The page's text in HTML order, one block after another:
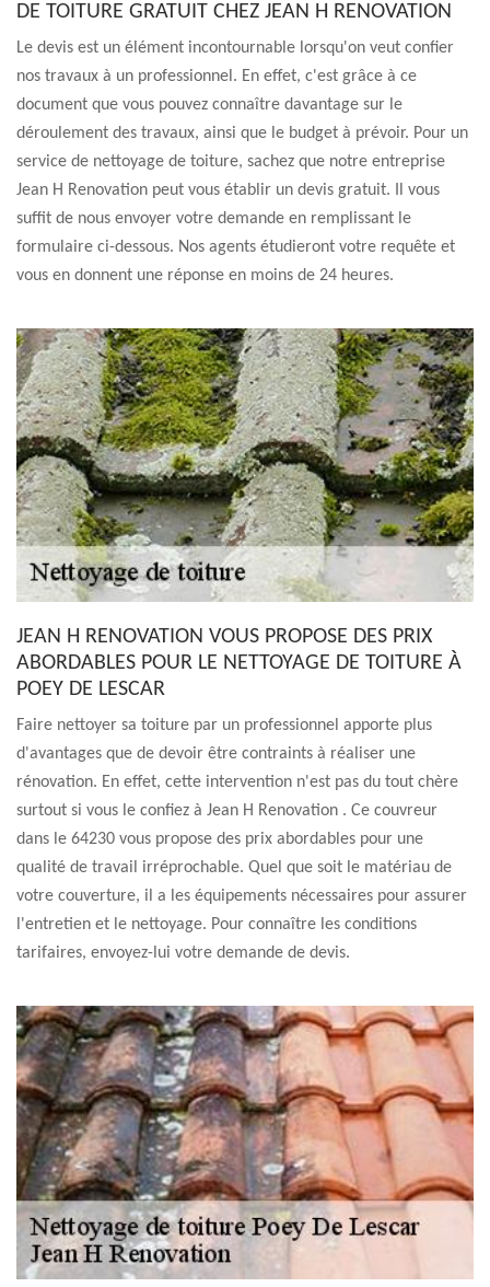
DE TOITURE GRATUIT CHEZ JEAN H RENOVATION
Le devis est un élément incontournable lorsqu'on veut confier
nos travaux à un professionnel. En effet, c'est grâce à ce
document que vous pouvez connaître davantage sur le
déroulement des travaux, ainsi que le budget à prévoir. Pour un
service de nettoyage de toiture, sachez que notre entreprise
Jean H Renovation peut vous établir un devis gratuit. Il vous
suffit de nous envoyer votre demande en remplissant le
formulaire ci-dessous. Nos agents étudieront votre requête et
vous en donnent une réponse en moins de 24 heures.
JEAN H RENOVATION VOUS PROPOSE DES PRIX
ABORDABLES POUR LE NETTOYAGE DE TOITURE À
POEY DE LESCAR
Faire nettoyer sa toiture par un professionnel apporte plus
d'avantages que de devoir être contraints à réaliser une
rénovation. En effet, cette intervention n'est pas du tout chère
surtout si vous le confiez à Jean H Renovation . Ce couvreur
dans le 64230 vous propose des prix abordables pour une
qualité de travail irréprochable. Quel que soit le matériau de
votre couverture, il a les équipements nécessaires pour assurer
l'entretien et le nettoyage. Pour connaître les conditions
tarifaires, envoyez-lui votre demande de devis.